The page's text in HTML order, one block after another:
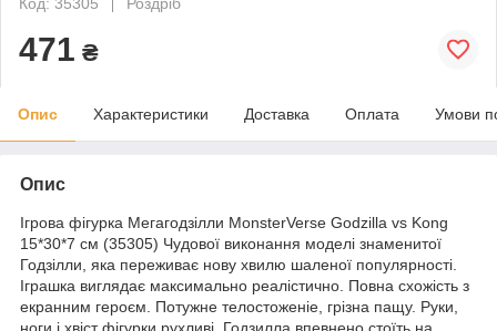
471 ₴
Опис Характеристики Доставка Оплата Умови
Опис
Ігрова фігурка Мегагодзілли MonsterVerse Godzilla vs Kong
15*30*7 см (35305) Чудової виконання моделі знаменитої
Годзілли, яка переживає нову хвилю шаленої популярності.
Іграшка виглядає максимально реалістично. Повна схожість з
екранним героєм. Потужне телостоженіе, грізна пащу. Руки,
ноги і хвіст фігурки рухливі. Годзилла впевнено стоїть на